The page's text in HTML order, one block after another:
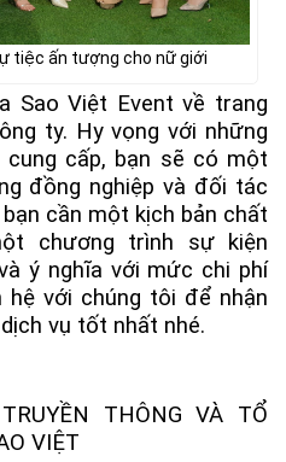
tiệc ấn tượng cho nữ giới
Sao Việt Event về trang
ty. Hy vọng với những
cấp, bạn sẽ có một
đồng nghiệp và đối tác
cần một kịch bản chất
chương trình sự kiện
ý nghĩa với mức chi phí
với chúng tôi để nhận
vụ tốt nhất nhé.
THÔNG VÀ TỔ
VIỆT